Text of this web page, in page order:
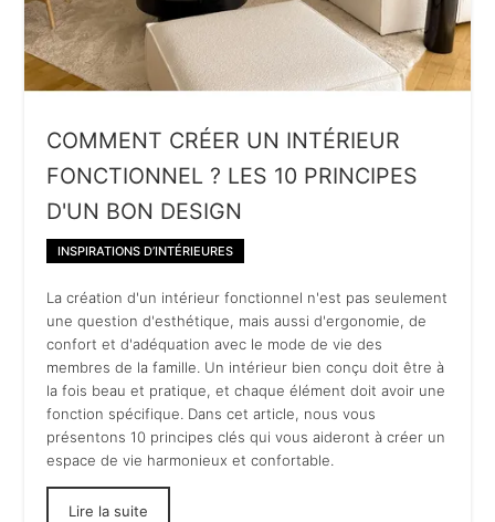
COMMENT CRÉER UN INTÉRIEUR
FONCTIONNEL ? LES 10 PRINCIPES
D'UN BON DESIGN
INSPIRATIONS D’INTÉRIEURES
La création d'un intérieur fonctionnel n'est pas seulement
une question d'esthétique, mais aussi d'ergonomie, de
confort et d'adéquation avec le mode de vie des
membres de la famille. Un intérieur bien conçu doit être à
la fois beau et pratique, et chaque élément doit avoir une
fonction spécifique. Dans cet article, nous vous
présentons 10 principes clés qui vous aideront à créer un
espace de vie harmonieux et confortable.
Lire la suite